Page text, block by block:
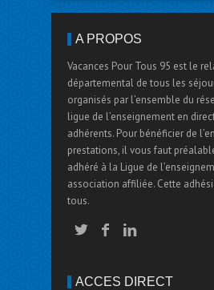
A PROPOS
Vacances Pour Tous 95 est le
départemental de tous les
organisés par l’ensemble du
ligue de l’enseignement en
adhérents. Pour bénéficier de
prestations, il vous faut
adhéré à la Ligue de
association affiliée. Cette
tous.
ACCÈS DIRECT